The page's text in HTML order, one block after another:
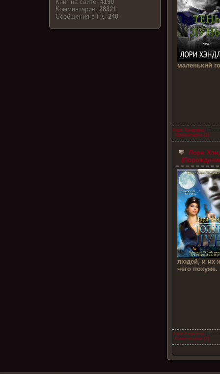
Книг на сайте:4190
Комментарии:28321
Cообщения в ГК:240
маленький
Лори Хэндленд
Комментарии (1)
Лори
людей, и их
чего похуже.
Лори Хэндленд
Комментарии (2)